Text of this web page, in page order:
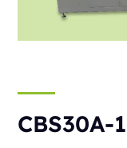
CBS30A-